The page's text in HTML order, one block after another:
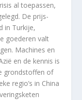
al toepassen,
De prijs-
in Turkije,
goederen valt
Machines en
en de kennis is
grondstoffen of
regio’s in China